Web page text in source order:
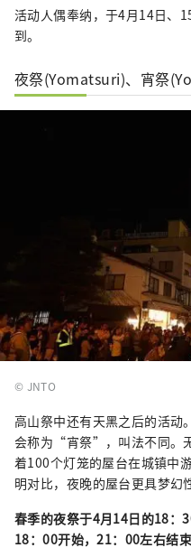
活动人偶奉纳，于4月14日、
到。
夜祭(Yomatsuri)、宵祭
© JNTO
高山祭中还有天黑之后的活
会称为“宵祭”，叫法不同。
着100个灯笼的屋台在城镇中
明对比，夜晚的屋台更具梦幻
春季的夜祭于4月14日的18：
18：00开始，21：00左右结束